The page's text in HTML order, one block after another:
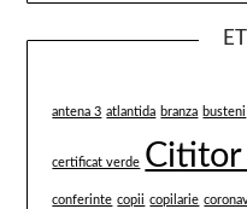
antena 3 atlantida branza busteni
certificat verde Cititor
conferinte copii copilarie